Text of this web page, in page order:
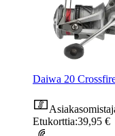
Daiwa 20
Etukorttia:39,95 €